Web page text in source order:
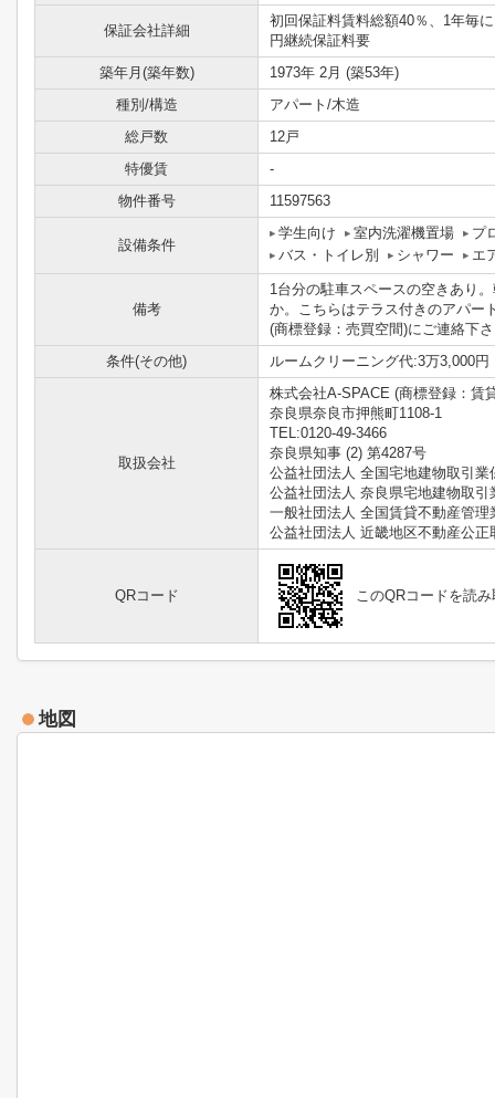
保証会社詳細
初回保証料賃料総額40％、1年毎
円継続保証料要
築年月(築年数)
1973年 2月 (築53年)
種別/構造
アパート/木造
総戸数
12戸
特優賃
-
物件番号
11597563
設備条件
学生向け 室内洗濯機置場
プ
バス・トイレ別
シャワー エ
備考
1台分の駐車スペースの空きあり
か。こちらはテラス付きのアパー
(商標登録：売買空間)にご連絡下
条件(その他)
ルームクリーニング代:3万3,000円
取扱会社
株式会社A-SPACE (商標登録：賃
奈良県奈良市押熊町1108-1
TEL:0120-49-3466
奈良県知事 (2) 第4287号
公益社団法人 全国宅地建物取引業
公益社団法人 奈良県宅地建物取引
一般社団法人 全国賃貸不動産管理
公益社団法人 近畿地区不動産公正
QRコード このQRコードを読
地図